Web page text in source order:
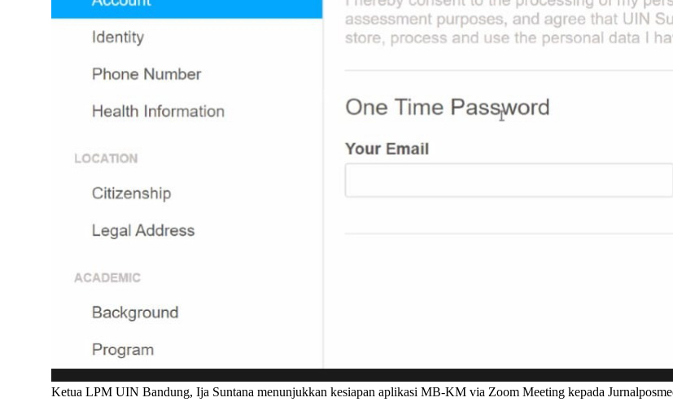
Ketua LPM UIN Bandung, Ija Suntana menunjukkan kesiapan aplikasi MB-KM via Zoom Meeting kepada